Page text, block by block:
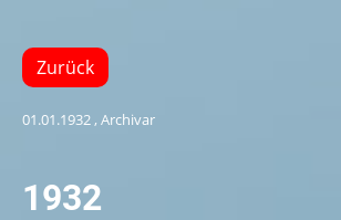
Zurück
01.01.1932, Archivar
1932